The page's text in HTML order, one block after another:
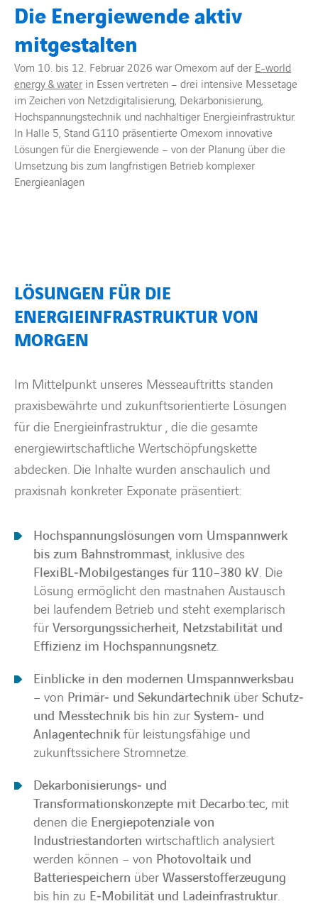
BARRIEREFREIHEIT
Die Energiewende aktiv
mitgestalten
Vom 10. bis 12. Februar 2026 war Omexom auf der E-world
energy & water in Essenvertreten – drei intensive Messetage
im Zeichen von Netzdigitalisierung, Dekarbonisierung,
Hochspannungstechnik und nachhaltiger Energieinfrastruktur.
In Halle 5, Stand G110 präsentierte Omexom innovative
Lösungen für die Energiewende – von der Planung über die
Umsetzung bis zum langfristigen Betrieb komplexer
Energieanlagen
LÖSUNGEN FÜR DIE
ENERGIEINFRASTRUKTUR VON
MORGEN
Im Mittelpunkt unseres Messeauftritts standen
praxisbewährte und zukunftsorientierte Lösungen
für die Energieinfrastruktur , die die gesamte
energiewirtschaftliche Wertschöpfungskette
abdecken. Die Inhalte wurden anschaulich und
praxisnah konkreter Exponate präsentiert:
Hochspannungslösungen vom Umspannwerk
bis zum Bahnstrommast, inklusive des
FlexiBL‑Mobilgestänges für 110–380 kV. Die
Lösung ermöglicht den mastnahen Austausch
bei laufendem Betrieb und steht exemplarisch
für Versorgungssicherheit, Netzstabilität und
Effizienz im Hochspannungsnetz.
Einblicke in den modernen Umspannwerksbau
– von Primär‑ und Sekundärtechnik über Schutz‑
und Messtechnik bis hin zur System‑ und
Anlagentechnik für leistungsfähige und
zukunftssichere Stromnetze.
Dekarbonisierungs‑ und
Transformationskonzepte mit Decarbo:tec, mit
denen die Energiepotenziale von
Industriestandorten wirtschaftlich analysiert
werden können – von Photovoltaik und
Batteriespeichern über Wasserstofferzeugung
bis hin zu E‑Mobilität und Ladeinfrastruktur.